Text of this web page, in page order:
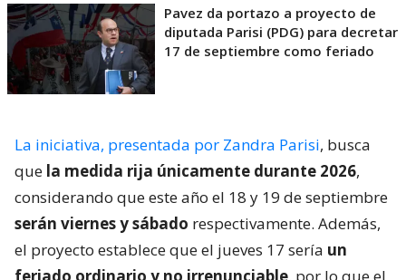
Pavez da portazo a proyecto de
diputada Parisi (PDG) para decretar
17 de septiembre como feriado
La iniciativa, presentada por Zandra Parisi, busca
que la medida rija únicamente durante 2026,
considerando que este año el 18 y 19 de septiembre
serán viernes y sábado respectivamente. Además,
el proyecto establece que el jueves 17 sería un
feriado ordinario y no irrenunciable, por lo que el